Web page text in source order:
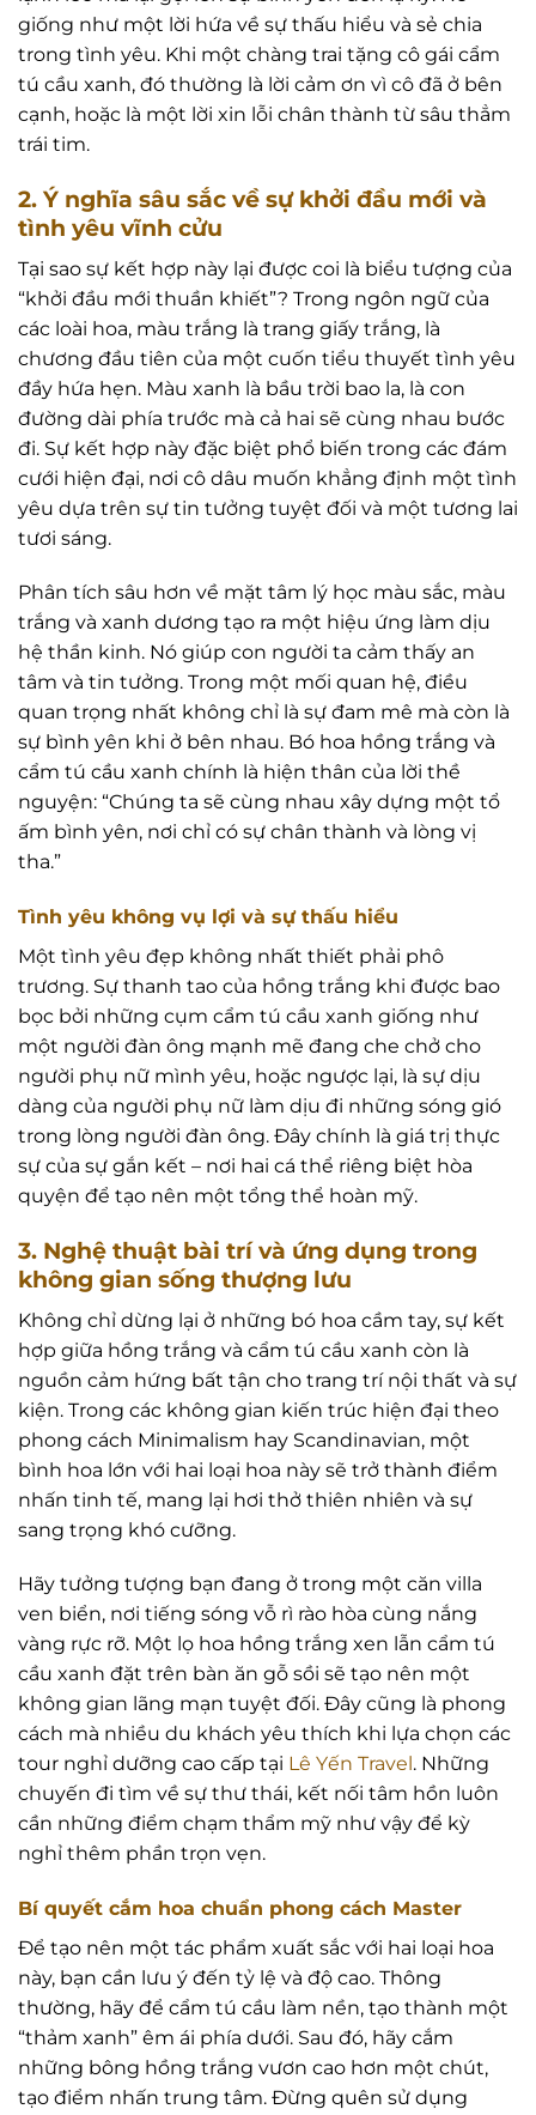
giống như một lời hứa về sự thấu hiểu và sẻ chia
trong tình yêu. Khi một chàng trai tặng cô gái cẩm
tú cầu xanh, đó thường là lời cảm ơn vì cô đã ở bên
cạnh, hoặc là một lời xin lỗi chân thành từ sâu thẳm
trái tim.
2. Ý nghĩa sâu sắc về sự khởi đầu mới và
tình yêu vĩnh cửu
Tại sao sự kết hợp này lại được coi là biểu tượng của
“khởi đầu mới thuần khiết”? Trong ngôn ngữ của
các loài hoa, màu trắng là trang giấy trắng, là
chương đầu tiên của một cuốn tiểu thuyết tình yêu
đầy hứa hẹn. Màu xanh là bầu trời bao la, là con
đường dài phía trước mà cả hai sẽ cùng nhau bước
đi. Sự kết hợp này đặc biệt phổ biến trong các đám
cưới hiện đại, nơi cô dâu muốn khẳng định một tình
yêu dựa trên sự tin tưởng tuyệt đối và một tương lai
tươi sáng.
Phân tích sâu hơn về mặt tâm lý học màu sắc, màu
trắng và xanh dương tạo ra một hiệu ứng làm dịu
hệ thần kinh. Nó giúp con người ta cảm thấy an
tâm và tin tưởng. Trong một mối quan hệ, điều
quan trọng nhất không chỉ là sự đam mê mà còn là
sự bình yên khi ở bên nhau. Bó hoa hồng trắng và
cẩm tú cầu xanh chính là hiện thân của lời thề
nguyện: “Chúng ta sẽ cùng nhau xây dựng một tổ
ấm bình yên, nơi chỉ có sự chân thành và lòng vị
tha.”
Tình yêu không vụ lợi và sự thấu hiểu
Một tình yêu đẹp không nhất thiết phải phô
trương. Sự thanh tao của hồng trắng khi được bao
bọc bởi những cụm cẩm tú cầu xanh giống như
một người đàn ông mạnh mẽ đang che chở cho
người phụ nữ mình yêu, hoặc ngược lại, là sự dịu
dàng của người phụ nữ làm dịu đi những sóng gió
trong lòng người đàn ông. Đây chính là giá trị thực
sự của sự gắn kết – nơi hai cá thể riêng biệt hòa
quyện để tạo nên một tổng thể hoàn mỹ.
3. Nghệ thuật bài trí và ứng dụng trong
không gian sống thượng lưu
Không chỉ dừng lại ở những bó hoa cầm tay, sự kết
hợp giữa hồng trắng và cẩm tú cầu xanh còn là
nguồn cảm hứng bất tận cho trang trí nội thất và sự
kiện. Trong các không gian kiến trúc hiện đại theo
phong cách Minimalism hay Scandinavian, một
bình hoa lớn với hai loại hoa này sẽ trở thành điểm
nhấn tinh tế, mang lại hơi thở thiên nhiên và sự
sang trọng khó cưỡng.
Hãy tưởng tượng bạn đang ở trong một căn villa
ven biển, nơi tiếng sóng vỗ rì rào hòa cùng nắng
vàng rực rỡ. Một lọ hoa hồng trắng xen lẫn cẩm tú
cầu xanh đặt trên bàn ăn gỗ sồi sẽ tạo nên một
không gian lãng mạn tuyệt đối. Đây cũng là phong
cách mà nhiều du khách yêu thích khi lựa chọn các
tour nghỉ dưỡng cao cấp tại Lê Yến Travel . Những
chuyến đi tìm về sự thư thái, kết nối tâm hồn luôn
cần những điểm chạm thẩm mỹ như vậy để kỳ
nghỉ thêm phần trọn vẹn.
Bí quyết cắm hoa chuẩn phong cách Master
Để tạo nên một tác phẩm xuất sắc với hai loại hoa
này, bạn cần lưu ý đến tỷ lệ và độ cao. Thông
thường, hãy để cẩm tú cầu làm nền, tạo thành một
“thảm xanh” êm ái phía dưới. Sau đó, hãy cắm
những bông hồng trắng vươn cao hơn một chút,
tạo điểm nhấn trung tâm. Đừng quên sử dụng